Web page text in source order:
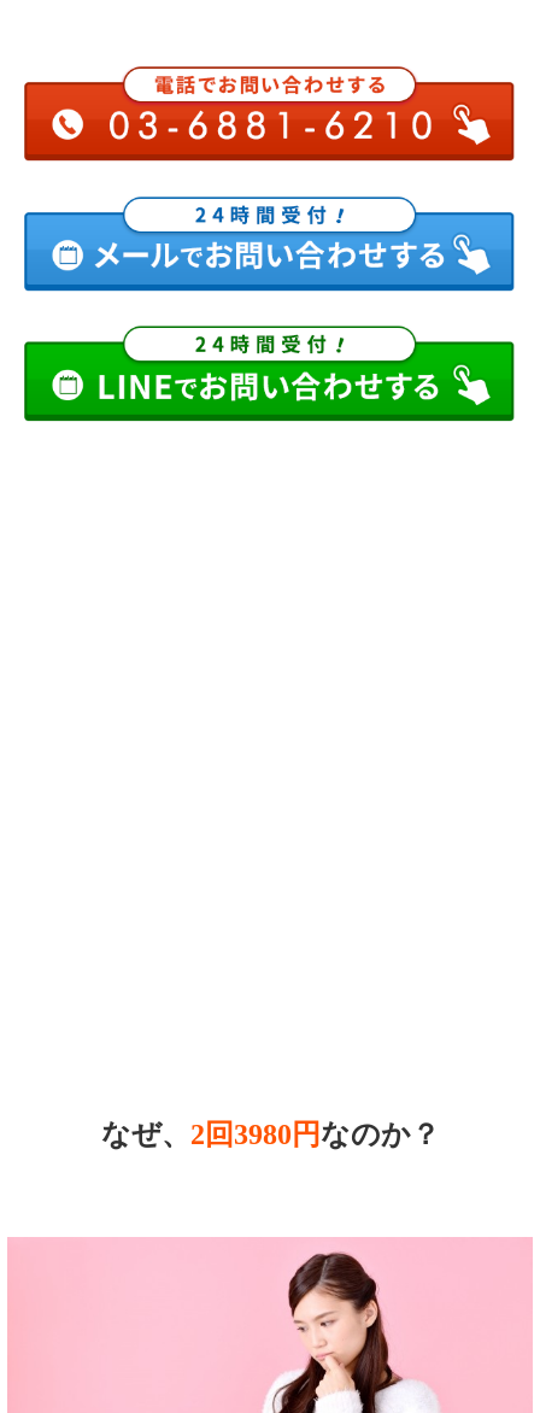
なぜ、 2回3980円なのか？